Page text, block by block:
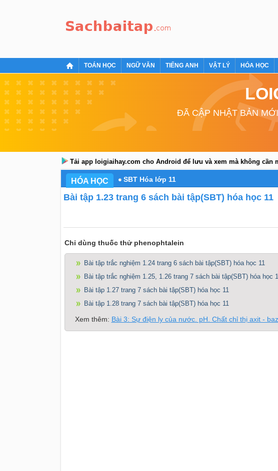
TOÁN HỌC NGỮ VĂN TIẾNG ANH VẬT LÝ HÓA HỌC
ĐÃ CẬP NHẬT BẢN
Tải app loigiaihay.com cho Android để lưu và xem mà không cần
HÓA HỌC SBT Hóa lớp 11
Bài tập 1.23 trang 6 sách bài tập(SBT) hóa học 11
Chỉ dùng thuốc thử phenophtalein
Bài tập trắc nghiệm 1.24 trang 6 sách bài tập(SBT) hóa học 11
Bài tập trắc nghiệm 1.25, 1.26 trang 7 sách bài tập(SBT) hóa học
Bài tập 1.27 trang 7 sách bài tập(SBT) hóa học 11
Bài tập 1.28 trang 7 sách bài tập(SBT) hóa học 11
Xem thêm: Bài 3: Sự điện ly của nước. pH. Chất chỉ thị axit -